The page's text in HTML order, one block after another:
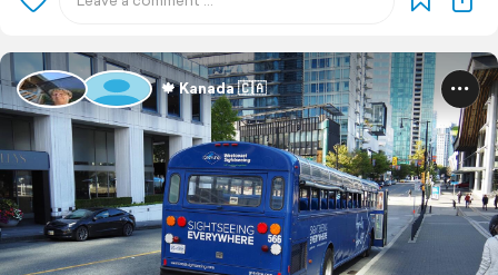
🍁 Kanada 🇨🇦